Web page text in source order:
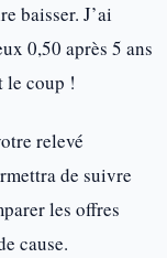
baisser. J’ai
0,50 après 5 ans
le coup !
relevé
de suivre
les offres
cause.